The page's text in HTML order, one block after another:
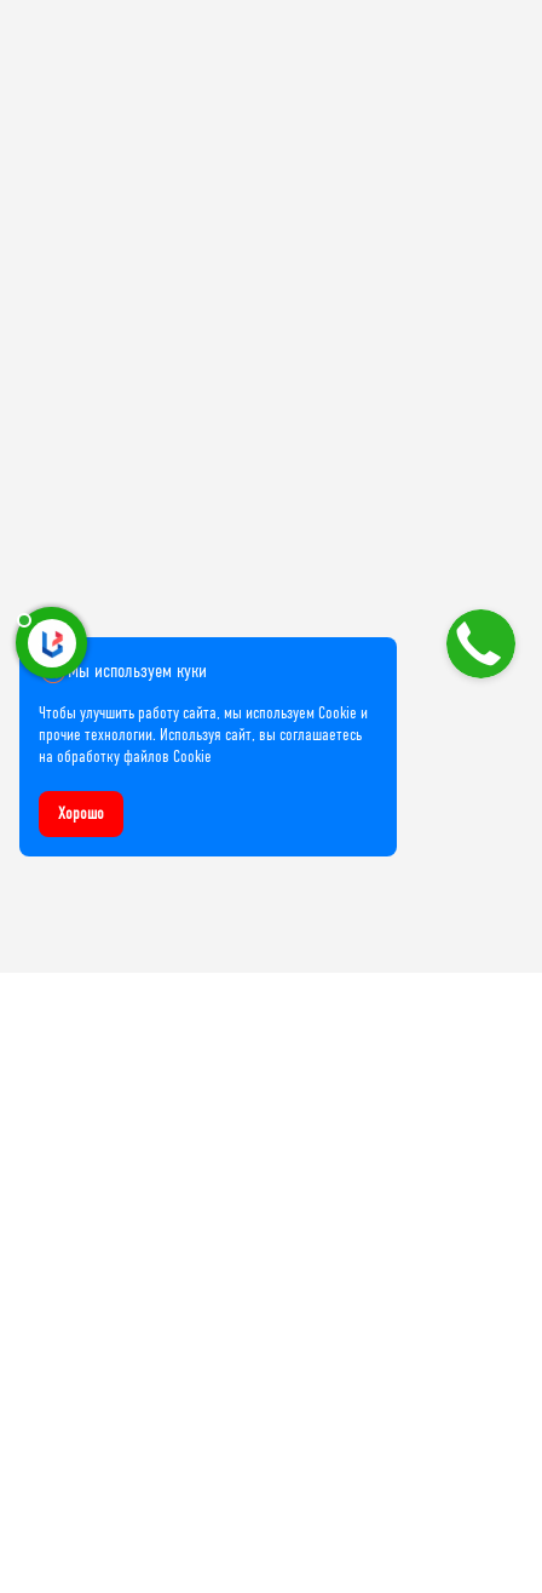
Мы используем куки
Чтобы улучшить работу сайта, мы используем Cookie и
прочие технологии. Используя сайт, вы соглашаетесь
на обработку файлов Cookie
Хорошо